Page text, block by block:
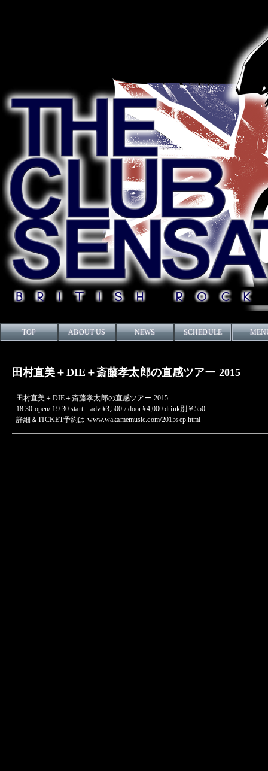
TOP ABOUT US NEWS SCHEDULE
田村直美＋DIE＋斎藤孝太郎の直感ツアー 2015
田村直美＋DIE＋斎藤孝太郎の直感ツアー 2015
18:30 open/ 19:30 start adv.¥3,500 / door.¥4,000 drink別￥550
詳細＆TICKET予約は www.wakamemusic.com/2015sep.html